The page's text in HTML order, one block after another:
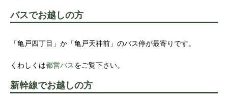
バスでお越しの方
「亀戸四丁目」か「亀戸天神前」のバス停が最寄りです。
くわしくは都営バスをご覧下さい。
新幹線でお越しの方